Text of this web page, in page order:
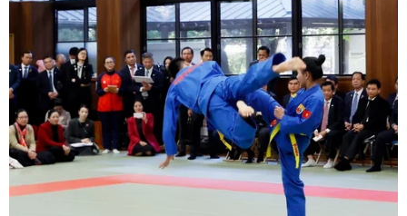
cho đời sống người lao động
21/12/2015 09:33
Trải qua ba vòng chấm loại từ trên 1.000 hồ sơ đăng ký
tham dự, 49 doanh nghiệp tiêu biểu nhất đã được lựa
chọn để vinh danh "Doanh nghiệp vì người lao động."